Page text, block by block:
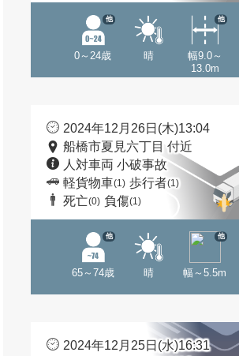
0～24歳
他
晴
幅9.0～
13.0m
他
2024年12月26日(木)13:04
船橋市夏見六丁目 付近
人対車両 小破事故
軽貨物車(1) 歩行者(1)
死亡(0) 負傷(1)
65～74歳
他
晴 幅～5.5m
他
2024年12月25日(水)16:31